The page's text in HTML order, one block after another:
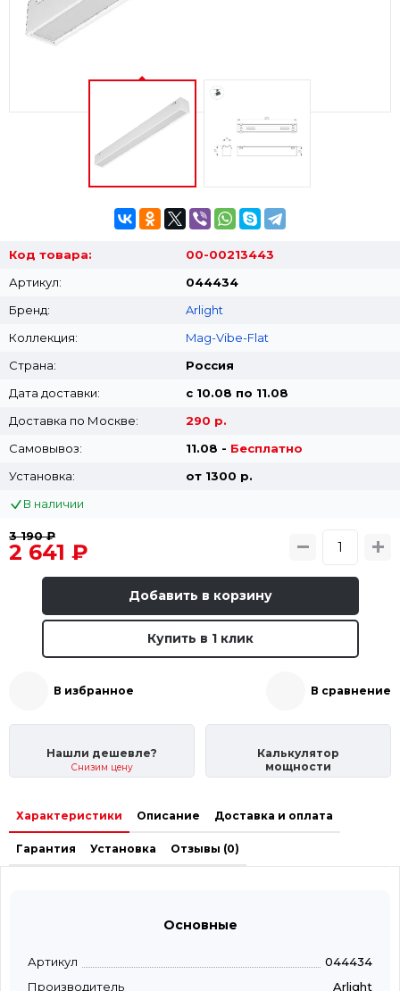
Код товара:
00-00213443
Артикул:
044434
Бренд:
Arlight
Коллекция:
Mag-Vibe-Flat
Страна:
Россия
Дата доставки:
с 10.08 по 11.08
Доставка по Москве:
290 р.
Самовывоз:
11.08 - Бесплатно
Установка:
от 1300 p.
В наличии
3 190 ₽
2 641 ₽
Добавить в корзину
Купить в 1 клик
В избранное В сравнение
Нашли дешевле?
Снизим цену
Калькулятор
мощности
Характеристики Описание Доставка и оплата
Гарантия Установка Отзывы (0)
Основные
Артикул
044434
Производитель
Arlight